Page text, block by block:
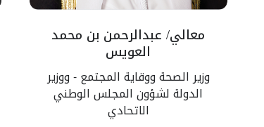
معالي/ عبدالرحمن بن محمد
العويس
وزير الصحة ووقاية المجتمع - ووزير
الدولة لشؤون المجلس الوطني
الاتحادي